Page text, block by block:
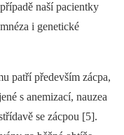
naší pacientky
i genetické
patří především zácpa,
s anemizací, nauzea
se zácpou [5].